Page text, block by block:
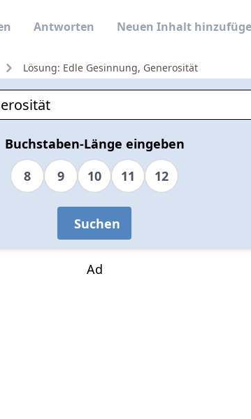
Antworten Neuen Inhalt
Lösung: Edle Gesinnung, Generosität
Buchstaben-Länge eingeben
8
9 10 11 12
Suchen
Ad